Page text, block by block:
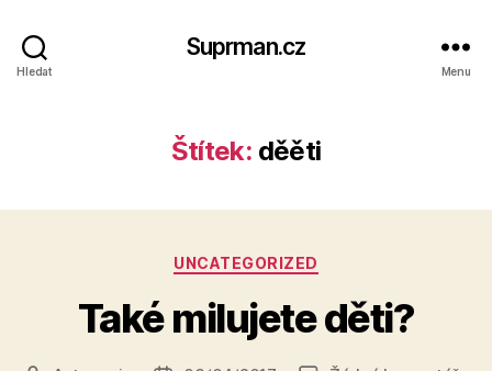
Hledat
Suprman.cz
Menu
Štítek: děěti
Rubriky
UNCATEGORIZED
Také milujete děti?